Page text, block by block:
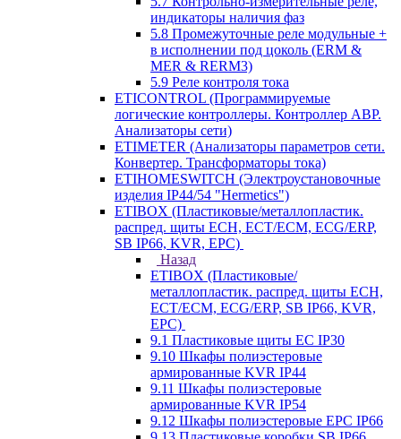
индикаторы наличия фаз
5.8 Промежуточные реле модульные +
в исполнении под цоколь (ERM &
MER & RERM3)
5.9 Реле контроля тока
ETICONTROL (Программируемые
логические контроллеры. Контроллер АВР.
Анализаторы сети)
ETIMETER (Анализаторы параметров сети.
Конвертер. Трансформаторы тока)
ETIHOMESWITCH (Электроустановочные
изделия IP44/54 "Hermetics")
ETIBOX (Пластиковые/металлопластик.
распред. щиты ECH, ECT/ECM, ECG/ERP,
SB IP66, KVR, EPC)
Назад
ETIBOX (Пластиковые/
металлопластик. распред. щиты ECH,
ECT/ECM, ECG/ERP, SB IP66, KVR,
EPC)
9.1 Пластиковые щиты EC IP30
9.10 Шкафы полиэстеровые
армированные KVR IP44
9.11 Шкафы полиэстеровые
армированные KVR IP54
9.12 Шкафы полиэстеровые EPC IP66